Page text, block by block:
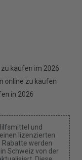
kaufen im 2026
online zu kaufen
in 2026
und
lizenzierten
Rabatte werden
Schweiz von der